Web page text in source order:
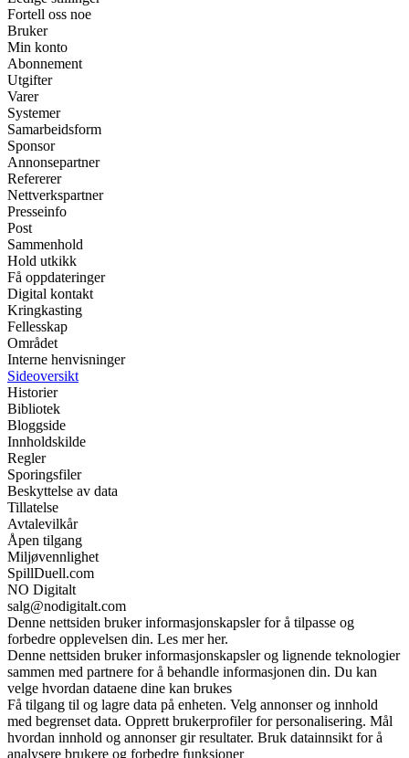
Fortell oss noe
Bruker
Min konto
Abonnement
Utgifter
Varer
Systemer
Samarbeidsform
Sponsor
Annonsepartner
Refererer
Nettverkspartner
Presseinfo
Post
Sammenhold
Hold utkikk
Få oppdateringer
Digital kontakt
Kringkasting
Fellesskap
Området
Interne henvisninger
Sideoversikt
Historier
Bibliotek
Bloggside
Innholdskilde
Regler
Sporingsfiler
Beskyttelse av data
Tillatelse
Avtalevilkår
Åpen tilgang
Miljøvennlighet
SpillDuell.com
NO Digitalt
salg@nodigitalt.com
Denne nettsiden bruker informasjonskapsler for å tilpasse og
forbedre opplevelsen din. Les mer her.
Denne nettsiden bruker informasjonskapsler og lignende teknologier
sammen med partnere for å behandle informasjonen din. Du kan
velge hvordan dataene dine kan brukes
Få tilgang til og lagre data på enheten. Velg annonser og innhold
med begrenset data. Opprett brukerprofiler for personalisering. Mål
hvordan innhold og annonser gir resultater. Bruk datainnsikt for å
analysere brukere og forbedre funksjoner